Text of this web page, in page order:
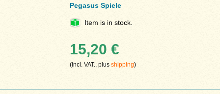
Pegasus Spiele
Item is in stock.
15,20 €
(incl. VAT., plusshipping)